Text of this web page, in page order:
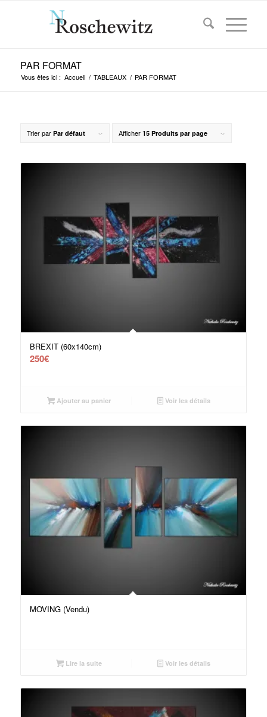
PAR FORMAT
Vous êtes ici : Accueil / TABLEAUX / PAR FORMAT
Trier par Par défaut Afficher 15 Produits par page
BREXIT (60x140cm)
250€
Ajouter au panier Voir les détails
MOVING (Vendu)
Lire la suite Voir les détails